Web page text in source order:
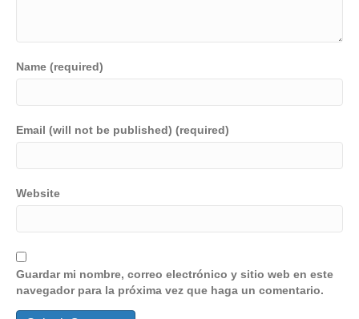
Name (required)
Email (will not be published) (required)
Website
Guardar mi nombre, correo electrónico y sitio web en este
navegador para la próxima vez que haga un comentario.